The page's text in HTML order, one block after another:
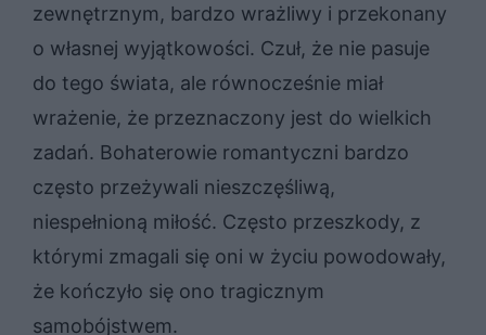
zewnętrznym, bardzo wrażliwy i przekonany
o własnej wyjątkowości. Czuł, że nie pasuje
do tego świata, ale równocześnie miał
wrażenie, że przeznaczony jest do wielkich
zadań. Bohaterowie romantyczni bardzo
często przeżywali nieszczęśliwą,
niespełnioną miłość. Często przeszkody, z
którymi zmagali się oni w życiu powodowały,
że kończyło się ono tragicznym
samobójstwem.